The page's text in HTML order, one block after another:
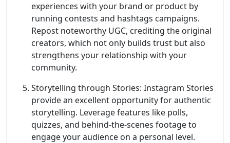
experiences with your brand or product by
running contests and hashtags campaigns.
Repost noteworthy UGC, crediting the original
creators, which not only builds trust but also
strengthens your relationship with your
community.
Storytelling through Stories: Instagram Stories
provide an excellent opportunity for authentic
storytelling. Leverage features like polls,
quizzes, and behind-the-scenes footage to
engage your audience on a personal level.